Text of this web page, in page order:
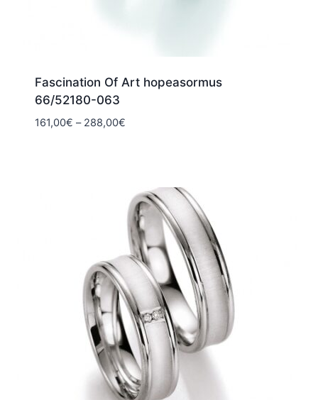
Fascination Of Art hopeasormus
66/52180-063
161,00€ – 288,00€Hintaluokka: